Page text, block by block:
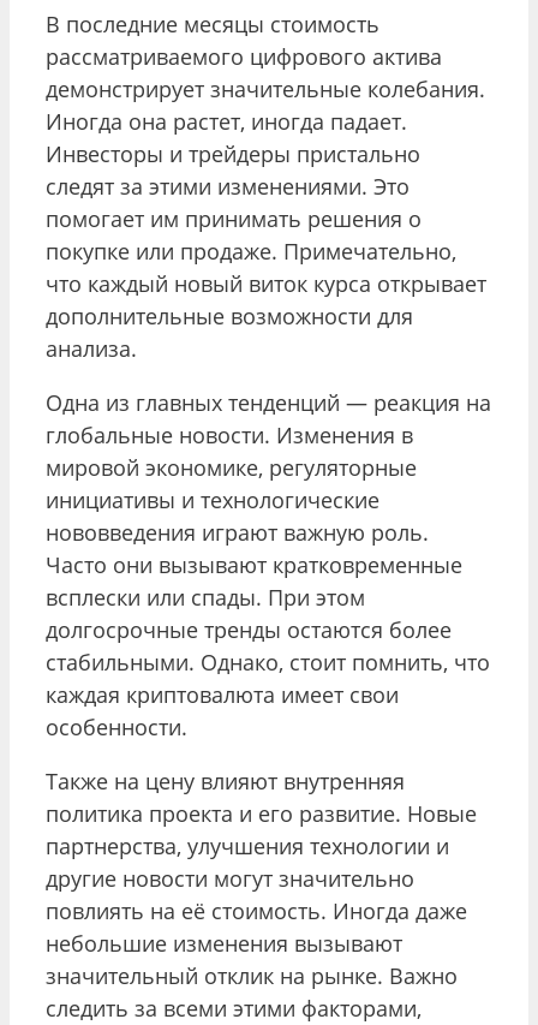
В последние месяцы стоимость
рассматриваемого цифрового актива
демонстрирует значительные колебания.
Иногда она растет, иногда падает.
Инвесторы и трейдеры пристально
следят за этими изменениями. Это
помогает им принимать решения о
покупке или продаже. Примечательно,
что каждый новый виток курса открывает
дополнительные возможности для
анализа.
Одна из главных тенденций — реакция на
глобальные новости. Изменения в
мировой экономике, регуляторные
инициативы и технологические
нововведения играют важную роль.
Часто они вызывают кратковременные
всплески или спады. При этом
долгосрочные тренды остаются более
стабильными. Однако, стоит помнить, что
каждая криптовалюта имеет свои
особенности.
Также на цену влияют внутренняя
политика проекта и его развитие. Новые
партнерства, улучшения технологии и
другие новости могут значительно
повлиять на её стоимость. Иногда даже
небольшие изменения вызывают
значительный отклик на рынке. Важно
следить за всеми этими факторами,